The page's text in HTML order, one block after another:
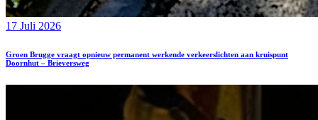
17 Juli 2026
Groen Brugge vraagt opnieuw permanent werkende verkeerslichten aan kruispunt
Doornhut – Brieversweg